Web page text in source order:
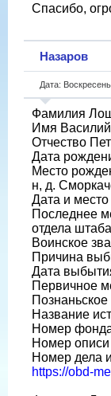
Спасибо,
Назаров
Дата:
Фамилия
Имя Василий
Отчество
Дата
Место
н, д.
Дата и
Последнее
отдела штаба
Воинское
Причина
Дата
Первичное
Название
Номер
Номер
Номер дела
https://obd-